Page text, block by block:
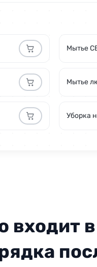
1200 руб/час
1200 руб/час
Мытье
Мытье
Уборка
входит